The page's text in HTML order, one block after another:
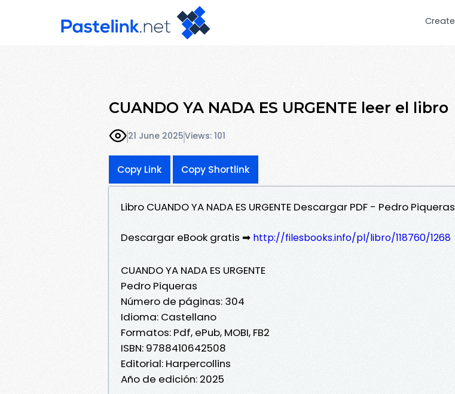
Create
CUANDO YA NADA ES URGENTE leer el libro
21 June 2025Views: 101
Copy Link Copy Shortlink
Libro CUANDO YA NADA ES URGENTE Descargar PDF - Pedro Piqueras
Descargar eBook gratis ➡ http://filesbooks.info/pl/libro/118760/1268
CUANDO YA NADA ES URGENTE
Pedro Piqueras
Número de páginas: 304
Idioma: Castellano
Formatos: Pdf, ePub, MOBI, FB2
ISBN: 9788410642508
Editorial: Harpercollins
Año de edición: 2025